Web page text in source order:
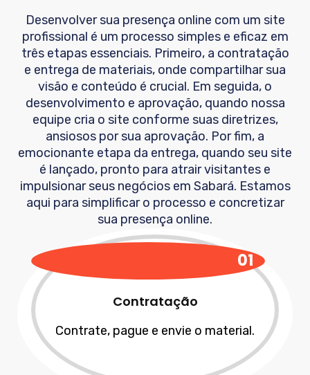
Desenvolver sua presença online com um site
profissional é um processo simples e eficaz em
três etapas essenciais. Primeiro, a contratação
e entrega de materiais, onde compartilhar sua
visão e conteúdo é crucial. Em seguida, o
desenvolvimento e aprovação, quando nossa
equipe cria o site conforme suas diretrizes,
ansiosos por sua aprovação. Por fim, a
emocionante etapa da entrega, quando seu site
é lançado, pronto para atrair visitantes e
impulsionar seus negócios em Sabará. Estamos
aqui para simplificar o processo e concretizar
sua presença online.
01
Contratação
Contrate, pague e envie o material.